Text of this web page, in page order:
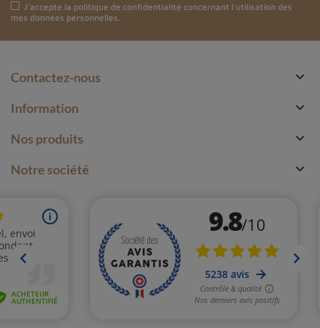
J'accepte la politique de confidentialité concernant l'utilisation des
mes données personnelles.
Contactez-nous 
Information 
Nos produits 
Notre société 